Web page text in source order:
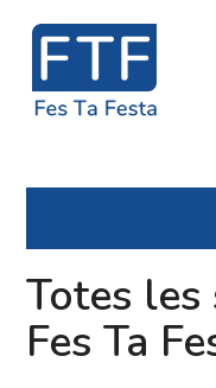
Totes
Fes Ta